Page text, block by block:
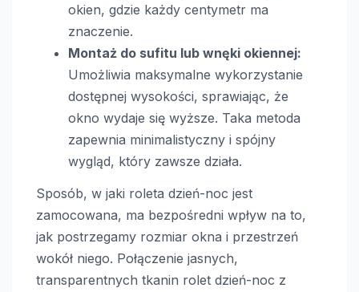
okien, gdzie każdy centymetr ma
znaczenie.
Montaż do sufitu lub wnęki okiennej:
Umożliwia maksymalne wykorzystanie
dostępnej wysokości, sprawiając, że
okno wydaje się wyższe. Taka metoda
zapewnia minimalistyczny i spójny
wygląd, który zawsze działa.
Sposób, w jaki roleta dzień-noc jest
zamocowana, ma bezpośredni wpływ na to,
jak postrzegamy rozmiar okna i przestrzeń
wokół niego. Połączenie jasnych,
transparentnych tkanin rolet dzień-noc z